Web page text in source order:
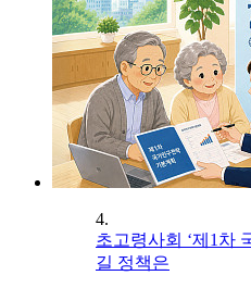
4.
초고령사회 ‘제1차
길 정책은